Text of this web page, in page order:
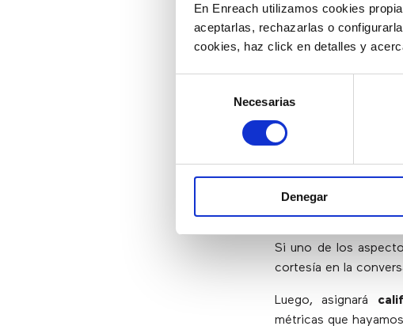
En Enreach utilizamos cookies
aceptarlas, rechazarlas o
cookies, haz click en detalles y
consentimiento
Necesarias
Denegar
PASO 3 –
PASO 4 –
El bot analizará la
primer punto.
Si uno de los
cortesía en la
Luego, asignará
métricas que